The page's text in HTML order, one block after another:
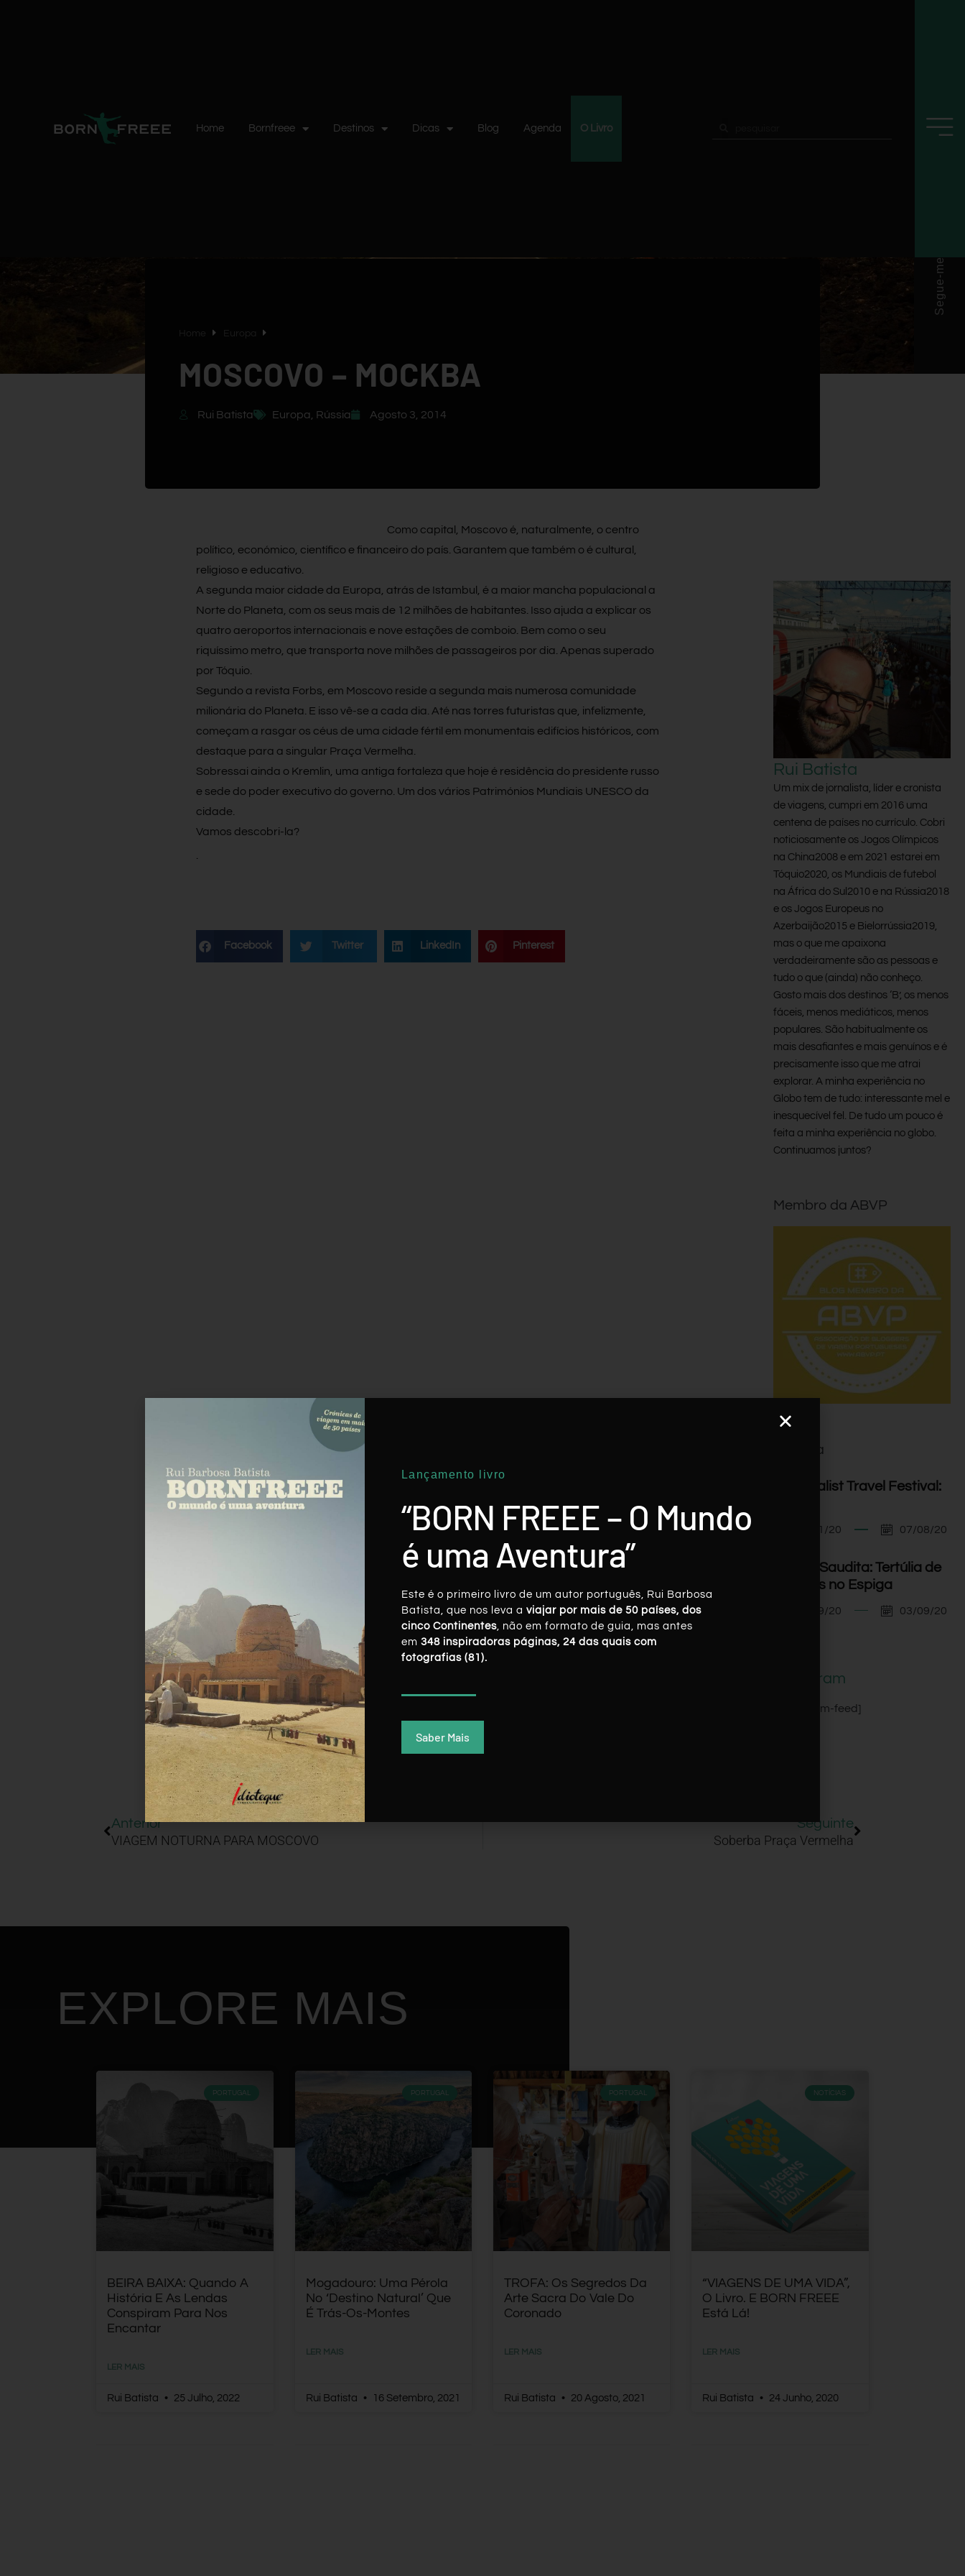
Home Bornfreee Destinos Dicas Blog Agenda O Livro
Segue-me
MOSCOVO – MOCKBA
Rui Batista Europa Rússia Agosto 3, 2014
Como capital, Moscovo é, naturalmente, o centro
político, económico, científico e financeiro do país. Garantem que também o é cultural,
religioso e educativo.
A segunda maior cidade da Europa, atrás de Istambul, é a maior mancha populacional a
Norte do Planeta, com os seus mais de 12 milhões de habitantes. Isso ajuda a explicar os
quatro aeroportos internacionais e nove estações de comboio. Bem como o seu
riquíssimo metro, que transporta nove milhões de passageiros por dia. Apenas superado
por Tóquio.
Segundo a revista Forbs, em Moscovo reside a segunda mais numerosa comunidade
milionária do Planeta. E isso vê-se a cada dia. Até nas torres futuristas que, infelizmente,
começam a rasgar os céus de uma cidade fértil em monumentais edifícios históricos, com
destaque para a singular Praça Vermelha.
Sobressai ainda o Kremlin, uma antiga fortaleza que hoje é residência do presidente russo
e sede do poder executivo do governo. Um dos vários Patrimónios Mundiais UNESCO da
cidade.
Vamos descobri-la?
Facebook Twitter LinkedIn Pinterest
Rui Batista
Um mix de jornalista, líder e cronista
de viagens, cumpri em 2016 uma
centena de países no currículo. Cobri
noticiosamente os Jogos Olímpicos
na China2008 e em 2021 estarei em
Tóquio2020, os Mundiais de futebol
na África do Sul2010 e na Rússia2018
e os Jogos Europeus no
Azerbaijão2015 e Bielorrússia2019,
mas o que me apaixona
verdadeiramente são as pessoas e
tudo o que (ainda) não conheço.
Gosto mais dos destinos ‘B’, os menos
fáceis, menos mediáticos, menos
populares. São habitualmente os
mais desafiantes e mais genuínos e é
precisamente isso que me atrai
explorar. A minha experiência no
Globo tem de tudo: interessante mel e
inesquecível fel. De tudo um pouco é
feita a minha experiência no globo.
Continuamos juntos?
Membro da ABVP
Agenda
I Minimalist Travel Festival:
07/11/20 07/08/20
Arábia Saudita: Tertúlia de
Viagens no Espiga
03/09/20 03/09/20
Instagram
[instagram-feed]
Anterior Seguinte
EXPLORE MAIS
PORTUGAL
BEIRA BAIXA: Quando A
História E As Lendas
Conspiram Para Nos
Encantar
LER MAIS
Rui Batista 25 Julho, 2022
PORTUGAL
Mogadouro: Uma Pérola
No ‘Destino Natural’ Que
É Trás-Os-Montes
LER MAIS
Rui Batista 16 Setembro, 2021
PORTUGAL
TROFA: Os Segredos Da
Arte Sacra Do Vale Do
Coronado
LER MAIS
Rui Batista 20 Agosto, 2021
NOTÍCIAS
“VIAGENS DE UMA VIDA”,
O Livro. E BORN FREEE
Está Lá!
LER MAIS
Rui Batista 24 Junho, 2020
Lançamento livro
“BORN FREEE – O Mundo
é uma Aventura”
Este é o primeiro livro de um autor português, Rui Barbosa
Batista, que nos leva a viajar por mais de 50 países, dos
cinco Continentes, não em formato de guia, mas antes
em 348 inspiradoras páginas, 24 das quais com
fotografias (81).
Saber Mais